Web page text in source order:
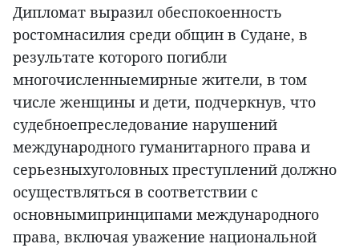
Дипломат выразил обеспокоенность
ростомнасилия среди общин в Судане, в
результате которого погибли
многочисленныемирные жители, в том
числе женщины и дети, подчеркнув, что
судебноепреследование нарушений
международного гуманитарного права и
серьезныхуголовных преступлений должно
осуществляться в соответствии с
основнымипринципами международного
права, включая уважение национальной